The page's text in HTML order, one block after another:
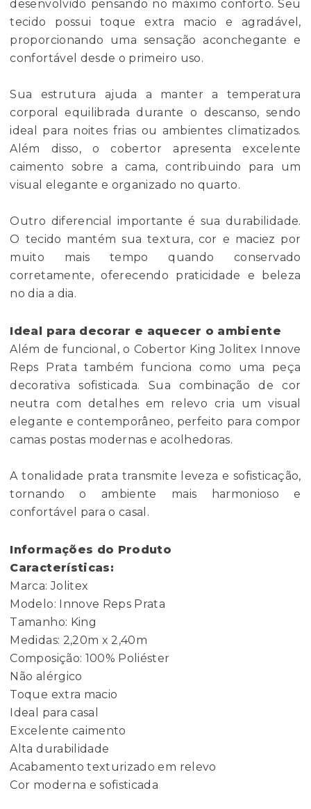
desenvolvido pensando no máximo conforto. Seu
tecido possui toque extra macio e agradável,
proporcionando uma sensação aconchegante e
confortável desde o primeiro uso.
Sua estrutura ajuda a manter a temperatura
corporal equilibrada durante o descanso, sendo
ideal para noites frias ou ambientes climatizados.
Além disso, o cobertor apresenta excelente
caimento sobre a cama, contribuindo para um
visual elegante e organizado no quarto.
Outro diferencial importante é sua durabilidade.
O tecido mantém sua textura, cor e maciez por
muito mais tempo quando conservado
corretamente, oferecendo praticidade e beleza
no dia a dia.
Ideal para decorar e aquecer o ambiente
Além de funcional, o Cobertor King Jolitex Innove
Reps Prata também funciona como uma peça
decorativa sofisticada. Sua combinação de cor
neutra com detalhes em relevo cria um visual
elegante e contemporâneo, perfeito para compor
camas postas modernas e acolhedoras.
A tonalidade prata transmite leveza e sofisticação,
tornando o ambiente mais harmonioso e
confortável para o casal.
Informações do Produto
Características:
Marca: Jolitex
Modelo: Innove Reps Prata
Tamanho: King
Medidas: 2,20m x 2,40m
Composição: 100% Poliéster
Não alérgico
Toque extra macio
Ideal para casal
Excelente caimento
Alta durabilidade
Acabamento texturizado em relevo
Cor moderna e sofisticada